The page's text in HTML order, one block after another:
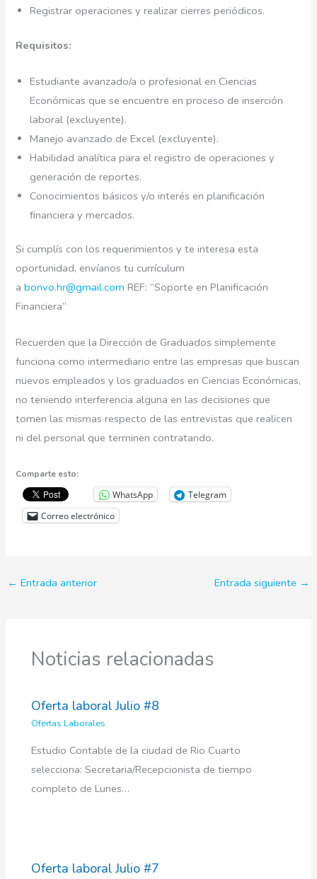
Registrar operaciones y realizar cierres periódicos.
Requisitos:
Estudiante avanzado/a o profesional en Ciencias
Económicas que se encuentre en proceso de inserción
laboral (excluyente).
Manejo avanzado de Excel (excluyente).
Habilidad analítica para el registro de operaciones y
generación de reportes.
Conocimientos básicos y/o interés en planificación
financiera y mercados.
Si cumplís con los requerimientos y te interesa esta
oportunidad, envíanos tu currículum
abonvo.hr@gmail.com REF: “Soporte en Planificación
Financiera”
Recuerden que la Dirección de Graduados simplemente
funciona como intermediario entre las empresas que buscan
nuevos empleados y los graduados en Ciencias Económicas,
no teniendo interferencia alguna en las decisiones que
tomen las mismas respecto de las entrevistas que realicen
ni del personal que terminen contratando.
Comparte esto:
WhatsApp
Telegram
Correo electrónico
← Entrada anterior Entrada siguiente →
Noticias relacionadas
Oferta laboral Julio #8
Ofertas Laborales
Estudio Contable de la ciudad de Rio Cuarto
selecciona: Secretaria/Recepcionista de tiempo
completo de Lunes…
Oferta laboral Julio #7